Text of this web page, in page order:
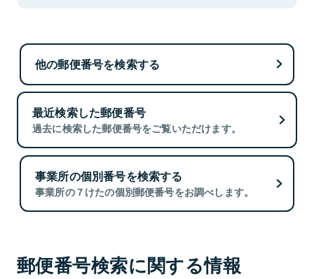
他の郵便番号を検索する
最近検索した郵便番号
過去に検索した郵便番号をご覧いただけます。
事業所の個別番号を検索する
事業所の７けたの個別郵便番号をお調べします。
郵便番号検索に関する情報